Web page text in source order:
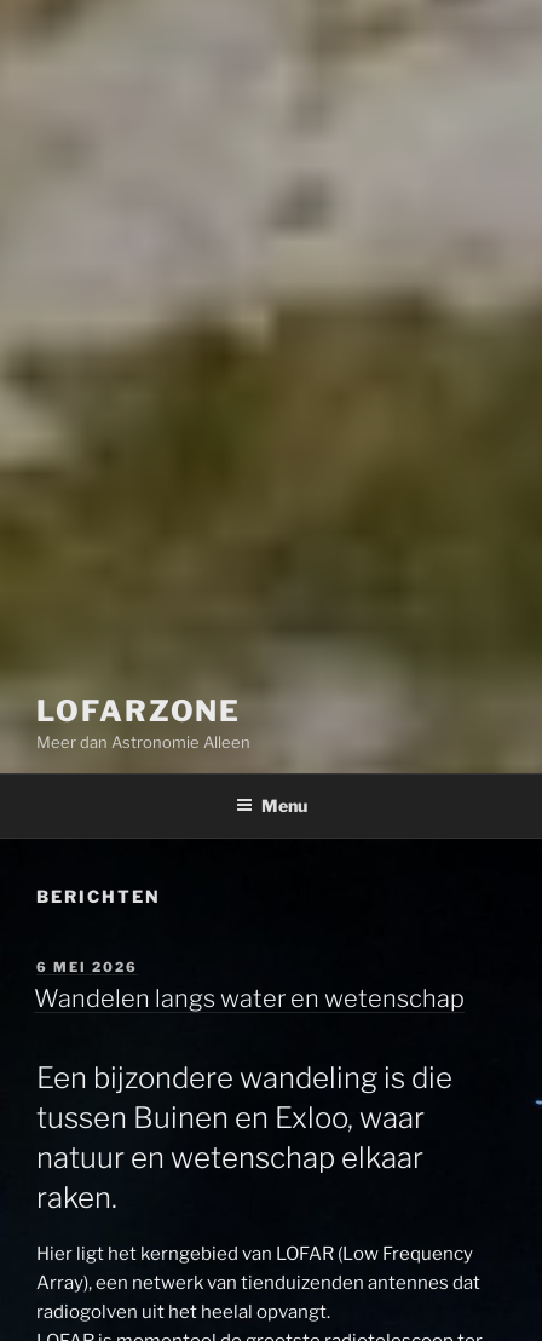
LOFARZONE
Meer dan Astronomie Alleen
Menu
BERICHTEN
GEPLAATST
OP
6 MEI 2026
Wandelen langs water en wetenschap
Een bijzondere wandeling is die
tussen Buinen en Exloo, waar
natuur en wetenschap elkaar
raken.
Hier ligt het kerngebied van LOFAR (Low Frequency
Array), een netwerk van tienduizenden antennes dat
radiogolven uit het heelal opvangt.